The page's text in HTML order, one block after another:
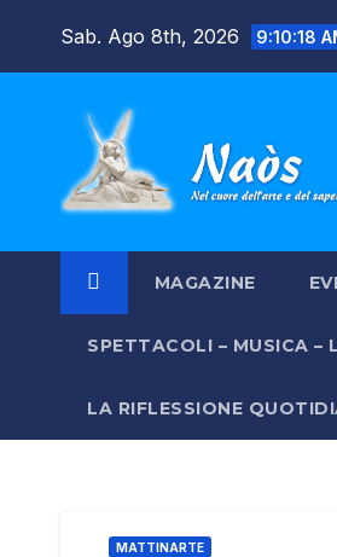
Sab. Ago 8th, 2026 9:10:19
MAGAZINE
SPETTACOLI – MUSICA –
LA RIFLESSIONE
MATTINARTE